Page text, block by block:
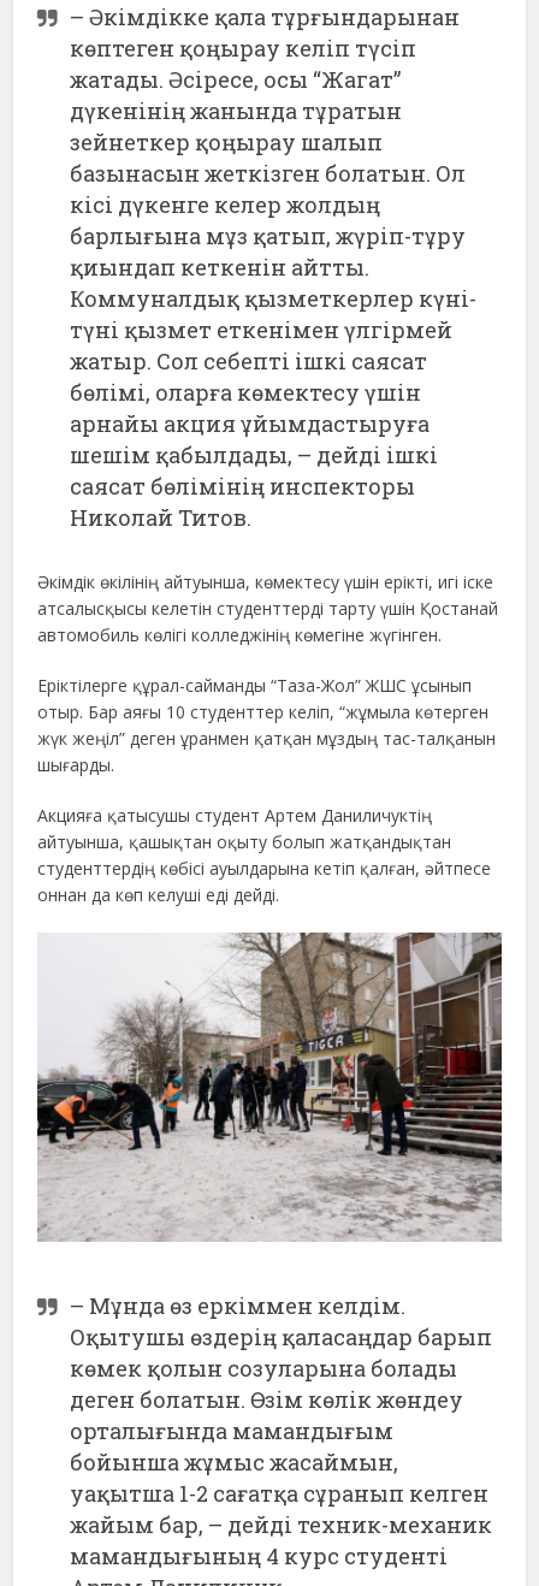
– Әкімдікке қала тұрғындарынан
көптеген қоңырау келіп түсіп
жатады. Әсіресе, осы “Жагат”
дүкенінің жанында тұратын
зейнеткер қоңырау шалып
базынасын жеткізген болатын. Ол
кісі дүкенге келер жолдың
барлығына мұз қатып, жүріп-тұру
қиындап кеткенін айтты.
Коммуналдық қызметкерлер күні-
түні қызмет еткенімен үлгірмей
жатыр. Сол себепті ішкі саясат
бөлімі, оларға көмектесу үшін
арнайы акция ұйымдастыруға
шешім қабылдады, – дейді ішкі
саясат бөлімінің инспекторы
Николай Титов.
Әкімдік өкілінің айтуынша, көмектесу үшін ерікті, игі іске
атсалысқысы келетін студенттерді тарту үшін Қостанай
автомобиль көлігі колледжінің көмегіне жүгінген.
Еріктілерге құрал-сайманды “Таза-Жол” ЖШС ұсынып
отыр. Бар аяғы 10 студенттер келіп, “жұмыла көтерген
жүк жеңіл” деген ұранмен қатқан мұздың тас-талқанын
шығарды.
Акцияға қатысушы студент Артем Даниличуктің
айтуынша, қашықтан оқыту болып жатқандықтан
студенттердің көбісі ауылдарына кетіп қалған, әйтпесе
оннан да көп келуші еді дейді.
– Мұнда өз еркіммен келдім.
Оқытушы өздерің қаласаңдар барып
көмек қолын созуларына болады
деген болатын. Өзім көлік жөндеу
орталығында мамандығым
бойынша жұмыс жасаймын,
уақытша 1-2 сағатқа сұранып келген
жайым бар, – дейді техник-механик
мамандығының 4 курс студенті